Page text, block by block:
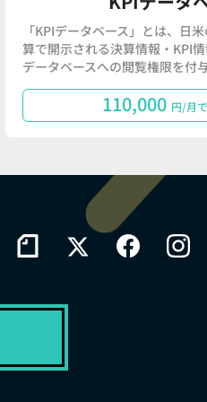
「KPIデータベース」とは、日
算で開示される決算情報・KPI
データベースへの閲覧権限を付
110,000 円/月